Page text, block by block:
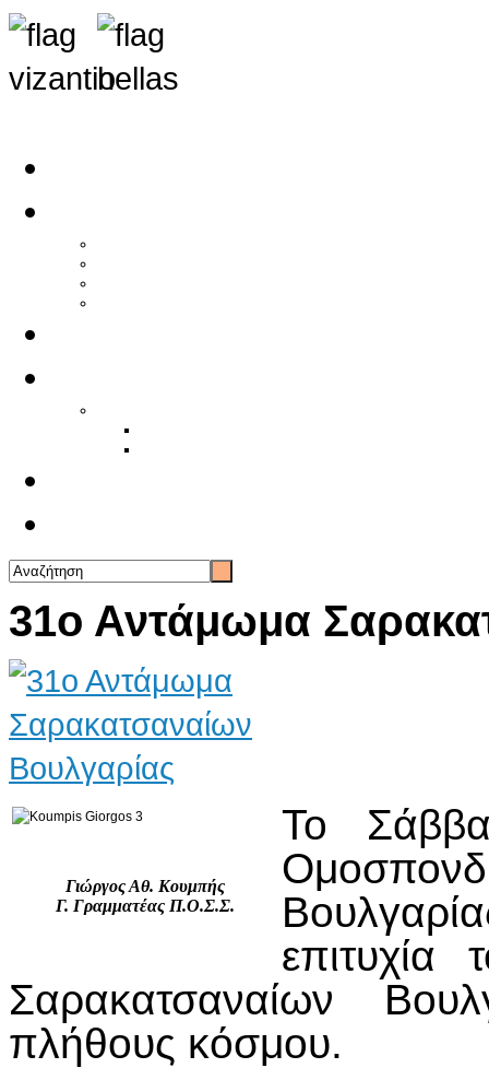
31ο Αντάμωμα
Γιώργος Αθ. Κουμπής
Γ. Γραμματέας Π.Ο.Σ.Σ.
Το
Σαρακατσαναίων
πλήθους κόσμου.